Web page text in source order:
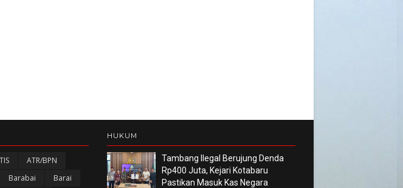
ATR/BPN
Barabai
Barai
HUKUM
Tambang Ilegal Berujung Denda
Rp400 Juta, Kejari Kotabaru
Pastikan Masuk Kas Negara